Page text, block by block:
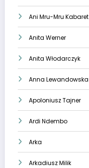
Ani Mru-Mru Kabaret
Anita Werner
Anita Włodarczyk
Anna Lewandowska
Apoloniusz Tajner
Ardi Ndembo
Arka
Arkadiusz Milik